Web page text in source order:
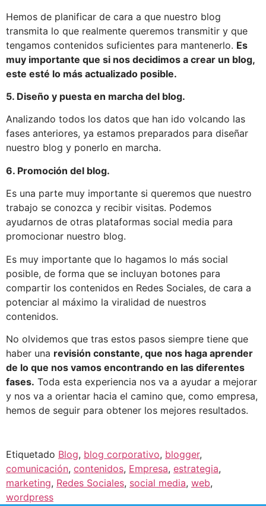
Hemos de planificar de cara a que nuestro blog
transmita lo que realmente queremos transmitir y que
tengamos contenidos suficientes para mantenerlo. Es
muy importante que si nos decidimos a crear un blog,
este esté lo más actualizado posible.
5. Diseño y puesta en marcha del blog.
Analizando todos los datos que han ido volcando las
fases anteriores, ya estamos preparados para diseñar
nuestro blog y ponerlo en marcha.
6. Promoción del blog.
Es una parte muy importante si queremos que nuestro
trabajo se conozca y recibir visitas. Podemos
ayudarnos de otras plataformas social media para
promocionar nuestro blog.
Es muy importante que lo hagamos lo más social
posible, de forma que se incluyan botones para
compartir los contenidos en Redes Sociales, de cara a
potenciar al máximo la viralidad de nuestros
contenidos.
No olvidemos que tras estos pasos siempre tiene que
haber una revisión constante, que nos haga aprender
de lo que nos vamos encontrando en las diferentes
fases. Toda esta experiencia nos va a ayudar a mejorar
y nos va a orientar hacia el camino que, como empresa,
hemos de seguir para obtener los mejores resultados.
Etiquetado Blog, blog corporativo, blogger,
comunicación, contenidos, Empresa, estrategia,
marketing, Redes Sociales, social media, web,
wordpress